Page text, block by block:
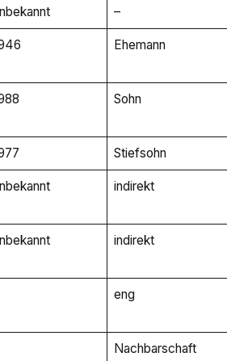
–
Ehemann
Sohn
Stiefsohn
indirekt
indirekt
eng
Nachbarschaft